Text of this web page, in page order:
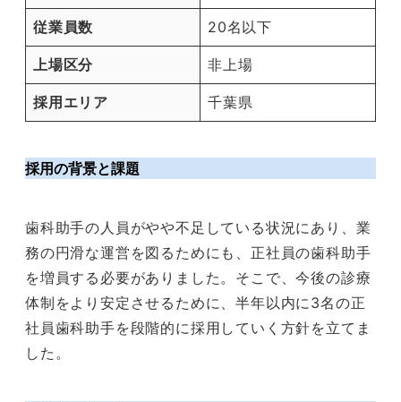
従業員数 20名以下
上場区分 非上場
採用エリア 千葉県
採用の背景と課題
歯科助手の人員がやや不足している状況にあり、業
務の円滑な運営を図るためにも、正社員の歯科助手
を増員する必要がありました。そこで、今後の診療
体制をより安定させるために、半年以内に3名の正
社員歯科助手を段階的に採用していく方針を立てま
した。